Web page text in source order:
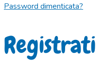
Password dimenticata?
Registrati